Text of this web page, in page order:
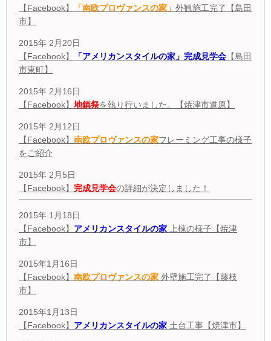
【Facebook】
「南欧プロヴァンスの家」 外観施工完了【島田
市】
2015年 2月20日
【Facebook】
「アメリカンスタイルの家」完成見学会 【島田
市東町】
2015年 2月16日
【Facebook】 地鎮祭を執り行いました。【焼津市道原】
2015年 2月12日
【Facebook】 南欧プロヴァンスの家フレーミング工事の様子
をご紹介
2015年 2月5日
【Facebook】 完成見学会の詳細が決定しました！
2015年 1月18日
【Facebook】 アメリカンスタイルの家 上棟の様子【焼津
市】
2015年1月16日
【Facebook】 南欧プロヴァンスの家 外壁施工完了【藤枝
市】
2015年1月13日
【Facebook】 アメリカンスタイルの家 土台工事【焼津市】